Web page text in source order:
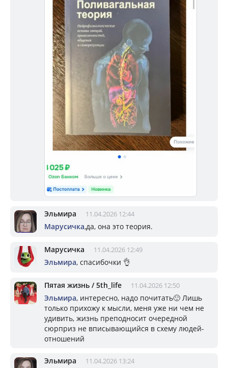
Эльмира 11.04.2026 12:44
Марусичка,да, она это теория.
Марусичка 11.04.2026 12:49
Эльмира, спасибочки 👌
Пятая жизнь / 5th_life 11.04.2026 12:50
Эльмира, интересно, надо почитать🙂 Лишь
только прихожу к мысли, меня уже ни чем не
удивить, жизнь преподносит очередной
сюрприз не вписывающийся в схему людей-
отношений
Эльмира 11.04.2026 13:24